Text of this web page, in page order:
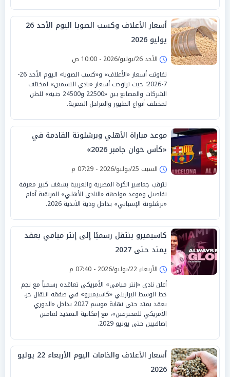
أسعار الأعلاف وكسب الصويا اليوم الأحد 26
يوليو 2026
الأحد 26/يوليو/2026 - 10:00 ص
تفاوتت أسعار «الأعلاف» و«كسب الصويا» اليوم الأحد 26-
7-2026؛ حيث تراوحت أسعار «بادي التسمين» لمختلف
الشركات والمصانع بين «22500 و24500 جنيه» للطن
لمختلف أنواع الطيور والمراحل العمرية.
موعد مباراة الأهلي وبرشلونة القادمة في
«كأس خوان جامبر 2026»
السبت 25/يوليو/2026 - 07:29 م
تترقب جماهير الكرة المصرية والعربية بشغف كبير معرفة
تفاصيل وموعد مواجهة «النادي الأهلي» المرتقبة أمام
«برشلونة الإسباني» بداخل ودية الأندية 2026.
كاسيميرو ينتقل رسميًا إلى إنتر ميامي بعقد
يمتد حتى 2027
الأربعاء 22/يوليو/2026 - 07:40 م
أعلن نادي «إنتر ميامي» الأمريكي تعاقده رسمياً مع نجم
خط الوسط البرازيلي «كاسيميرو» في صفقة انتقال حر،
بعقد يمتد حتى نهاية موسم 2027 بداخل «الدوري
الأمريكي للمحترفين»، مع إمكانية التمديد لعامين
إضافيين حتى يونيو 2029.
أسعار الأعلاف والخامات اليوم الأربعاء 22 يوليو
2026